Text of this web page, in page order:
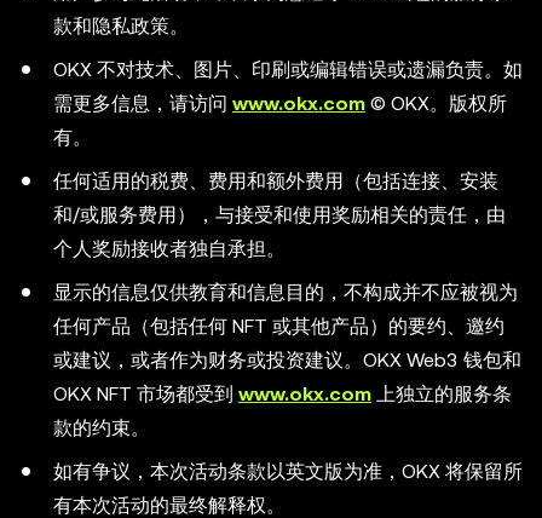
款和隐私政策。
OKX 不对技术、图片、印刷或编辑错误或遗漏负责。如
需更多信息，请访问 www.okx.com © OKX。版权所
有。
任何适用的税费、费用和额外费用（包括连接、安装
和/或服务费用），与接受和使用奖励相关的责任，由
个人奖励接收者独自承担。
显示的信息仅供教育和信息目的，不构成并不应被视为
任何产品（包括任何 NFT 或其他产品）的要约、邀约
或建议，或者作为财务或投资建议。OKX Web3 钱包和
OKX NFT 市场都受到 www.okx.com 上独立的服务条
款的约束。
如有争议，本次活动条款以英文版为准，OKX 将保留所
有本次活动的最终解释权。